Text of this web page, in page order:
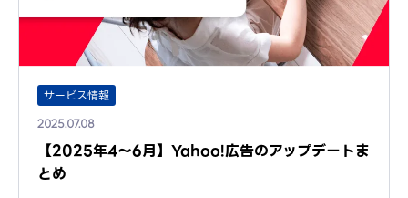
サービス情報
2025.07.08
【2025年4～6月】Yahoo!広告のアップデートま
とめ